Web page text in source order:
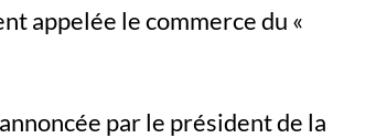
appelée le commerce du «
par le président de la